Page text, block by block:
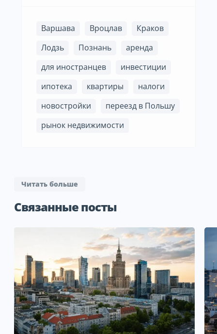
Варшава Вроцлав
Краков
Лодзь
Познань
аренда
для иностранцев
инвестиции
ипотека
квартиры
налоги
новостройки
переезд в Польшу
рынок недвижимости
Читать больше
Связанные посты